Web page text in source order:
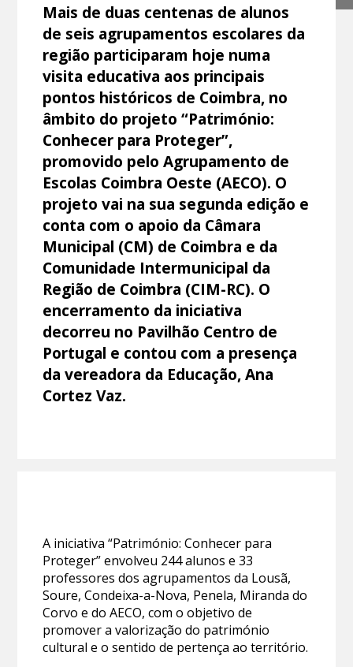
Mais de duas centenas de alunos
de seis agrupamentos escolares da
região participaram hoje numa
visita educativa aos principais
pontos históricos de Coimbra, no
âmbito do projeto “Património:
Conhecer para Proteger”,
promovido pelo Agrupamento de
Escolas Coimbra Oeste (AECO). O
projeto vai na sua segunda edição e
conta com o apoio da Câmara
Municipal (CM) de Coimbra e da
Comunidade Intermunicipal da
Região de Coimbra (CIM-RC). O
encerramento da iniciativa
decorreu no Pavilhão Centro de
Portugal e contou com a presença
da vereadora da Educação, Ana
Cortez Vaz.
A iniciativa “Património: Conhecer para
Proteger” envolveu 244 alunos e 33
professores dos agrupamentos da Lousã,
Soure, Condeixa-a-Nova, Penela, Miranda do
Corvo e do AECO, com o objetivo de
promover a valorização do património
cultural e o sentido de pertença ao território.